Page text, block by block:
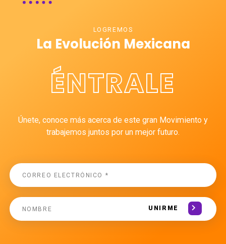
LOGREMOS
La Evolución Mexicana
ÉNTRALE
Únete, conoce más acerca de este gran Movimiento y
trabajemos juntos por un mejor futuro.
UNIRME